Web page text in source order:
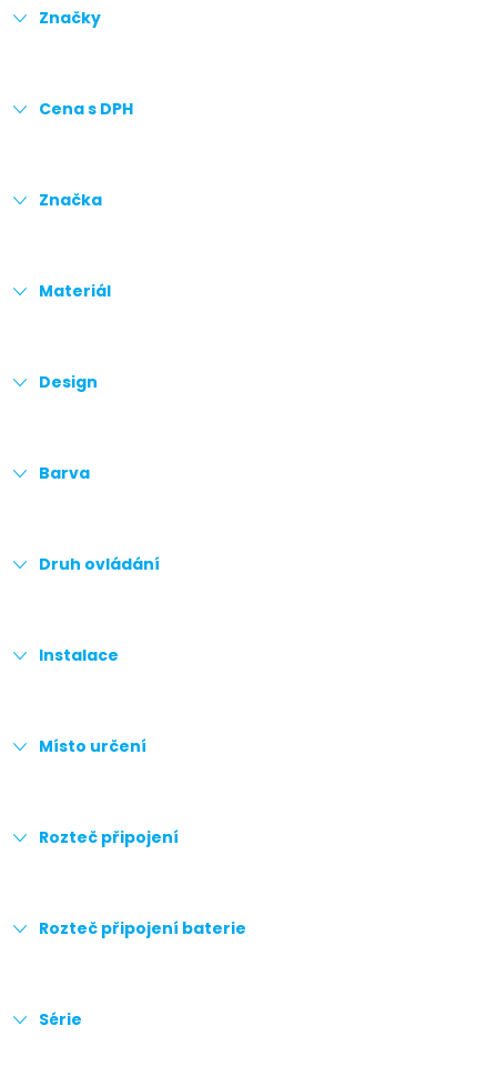
Značky
Cena s DPH
Značka
Materiál
Design
Barva
Druh ovládání
Instalace
Místo určení
Rozteč připojení
Rozteč připojení baterie
Série